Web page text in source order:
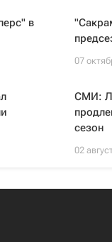
в
07
СМИ:
сезон
02